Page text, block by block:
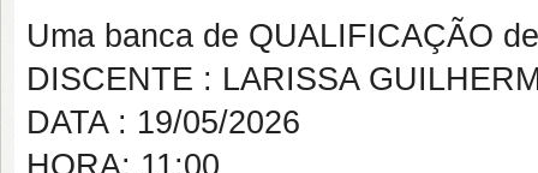
Uma banca de QUALIFICAÇÃO
DISCENTE : LARISSA
DATA : 19/05/2026
HORA: 11:00